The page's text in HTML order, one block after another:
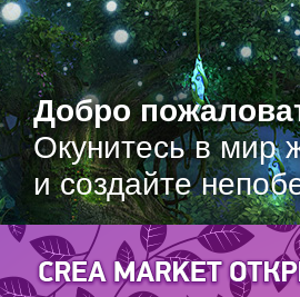
Добро
Окунитесь в мир
и создайте